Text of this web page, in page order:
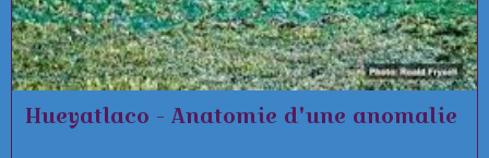
Hueyatlaco - Anatomie d'une anomalie